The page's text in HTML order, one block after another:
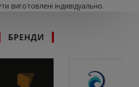
виготовлені індивідуально.
БРЕНДИ